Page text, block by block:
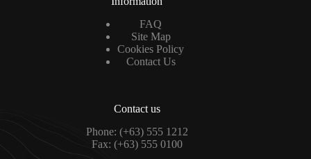
FAQ
Site Map
Cookies Policy
Contact Us
Contact us
Phone: (+63) 555 1212
Fax: (+63) 555 0100